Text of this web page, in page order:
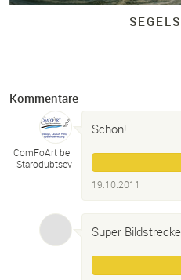
Kommentare
ComFoArt bei
Starodubtsev
Schön!
19.10.2011
Super